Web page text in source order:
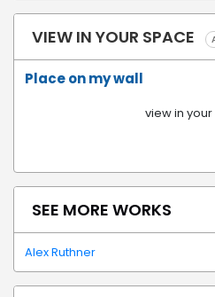
VIEW IN YOUR SPACE
Place on my wall
view in
SEE MORE WORKS
Alex Ruthner